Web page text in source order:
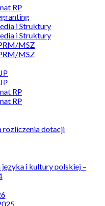
RP
i Struktury
i Struktury
MSZ
MSZ
RP
RP
rozliczenia dotacji
języka i kultury polskiej –